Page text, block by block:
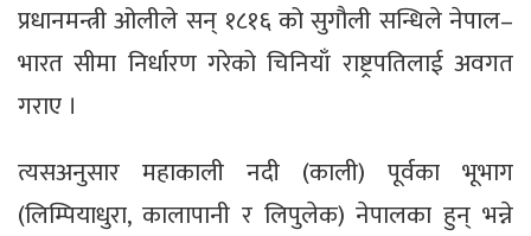
प्रधानमन्त्री ओलीले सन् १८१६ को सुगौली सन्धिले नेपाल–
भारत सीमा निर्धारण गरेको चिनियाँ राष्ट्रपतिलाई अवगत
गराए ।
त्यसअनुसार महाकाली नदी (काली) पूर्वका भूभाग
(लिम्पियाधुरा, कालापानी र लिपुलेक) नेपालका हुन् भन्ने